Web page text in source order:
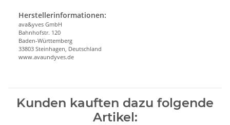
Herstellerinformationen:
ava&yves GmbH
Bahnhofstr. 120
Baden-Württemberg
33803 Steinhagen, Deutschland
www.avaundyves.de
Kunden kauften dazu folgende
Artikel: